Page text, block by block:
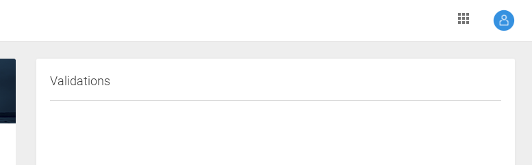
Validations